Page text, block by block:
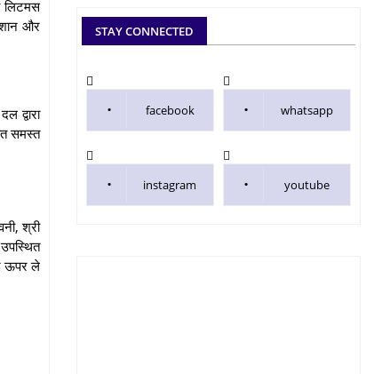
लिटमस
और
द्वारा
समस्त
श्री
ऊपर ले
STAY CONNECTED
facebook whatsapp
instagram youtube